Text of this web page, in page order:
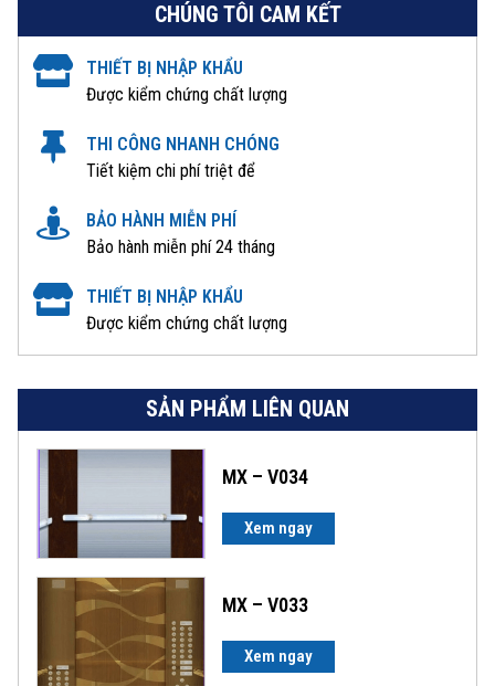
CHÚNG TÔI CAM KẾT
THIẾT BỊ NHẬP KHẨU
Được kiểm chứng chất lượng
THI CÔNG NHANH CHÓNG
Tiết kiệm chi phí triệt để
BẢO HÀNH MIỄN PHÍ
Bảo hành miễn phí 24 tháng
THIẾT BỊ NHẬP KHẨU
Được kiểm chứng chất lượng
SẢN PHẨM LIÊN QUAN
MX – V034
Xem ngay
MX – V033
Xem ngay